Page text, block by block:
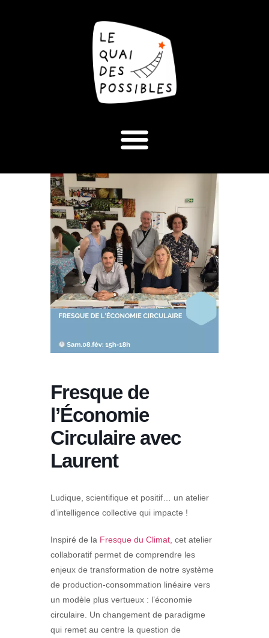
Fresque de
l’Économie
Circulaire avec
Laurent
Ludique, scientifique et positif… un atelier
d’intelligence collective qui impacte !
Inspiré de la Fresque du Climat, cet atelier
collaboratif permet de comprendre les
enjeux de transformation de notre système
de production-consommation linéaire vers
un modèle plus vertueux : l’économie
circulaire. Un changement de paradigme
qui remet au centre la question de